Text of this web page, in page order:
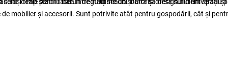
ideale pentru baruri de înălțime obișnuită și oferă suficient spațiu
timp stabilitatea întregului scaun. Datorită designului universal și
mobilier și accesorii. Sunt potrivite atât pentru gospodării, cât și